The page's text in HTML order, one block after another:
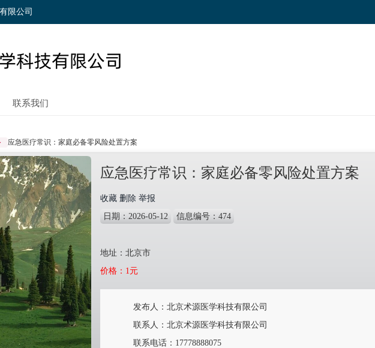
限公司
联系我们
应急医疗常识：家庭必备零风险处置方案
应急医疗常识：家庭必备零风险处置方案
收藏 删除 举报
日期：2026-05-12
信息编号：474
地址：北京市
价格： 1元
发布人：北京术源医学科技有限公司
联系人：北京术源医学科技有限公司
联系电话： 17778888075